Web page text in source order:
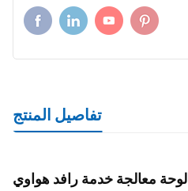
تفاصيل المنتج
لوحة معالجة خدمة رافد هواوي TQX TN11TQX